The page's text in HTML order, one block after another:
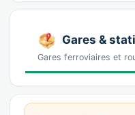
Gares &
Gares ferroviaires et